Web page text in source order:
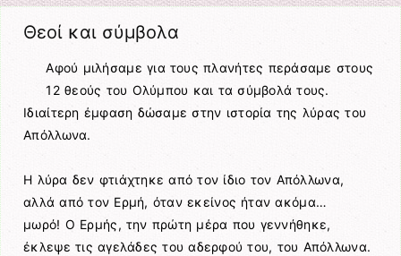
Θεοί και σύμβολα
Αφού μιλήσαμε για τους πλανήτες περάσαμε στους
12 θεούς του Ολύμπου και τα σύμβολά τους.
Ιδιαίτερη έμφαση δώσαμε στην ιστορία της λύρας του
Απόλλωνα.
Η λύρα δεν φτιάχτηκε από τον ίδιο τον Απόλλωνα,
αλλά από τον Ερμή, όταν εκείνος ήταν ακόμα…
μωρό! Ο Ερμής, την πρώτη μέρα που γεννήθηκε,
έκλεψε τις αγελάδες του αδερφού του, του Απόλλωνα.